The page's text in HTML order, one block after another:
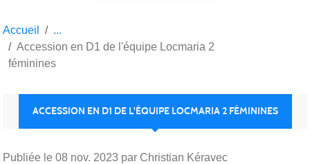
Accueil
Accession en D1 de l'équipe Locmaria 2
féminines
ACCESSION EN D1 DE L'ÉQUIPE LOCMARIA 2 FÉMININES
Publiée le 08 nov. 2023 par Christian Kéravec